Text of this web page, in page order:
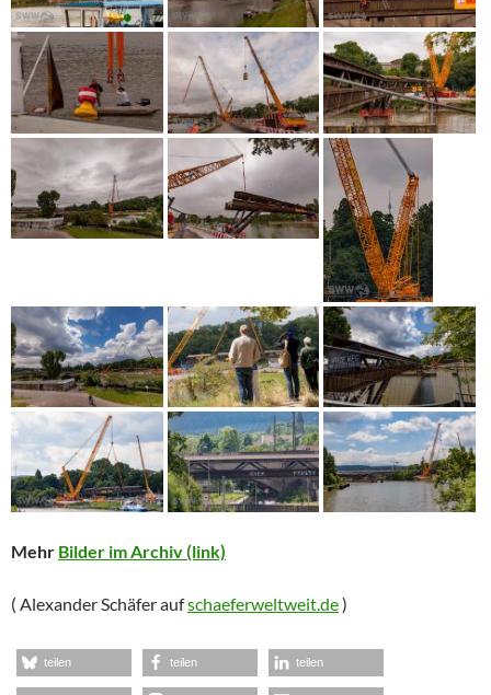
Mehr Bilder im Archiv (link)
( Alexander Schäfer aufschaeferweltweit.de)
teilen teilen teilen